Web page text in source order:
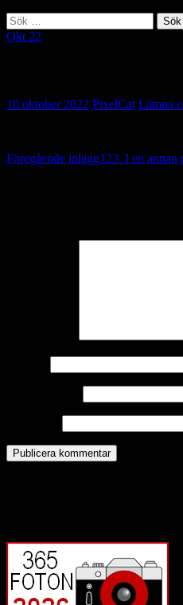
Sök
efter:
Okt 22
10 oktober 2022 PixelCat Lämna
Inläggsnavigering
Föregående inlägg123. I en